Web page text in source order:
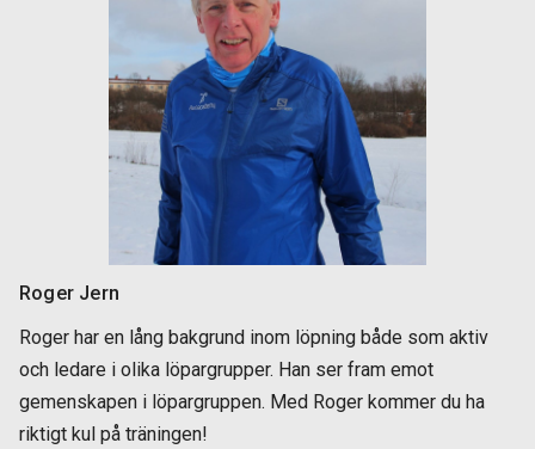
Roger Jern
Roger har en lång bakgrund inom löpning både som aktiv
och ledare i olika löpargrupper. Han ser fram emot
gemenskapen i löpargruppen. Med Roger kommer du ha
riktigt kul på träningen!